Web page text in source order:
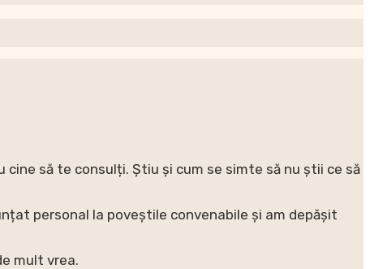
să te consulți. Știu și cum se simte să nu știi ce să
personal la poveștile convenabile și am depășit
mult vrea.